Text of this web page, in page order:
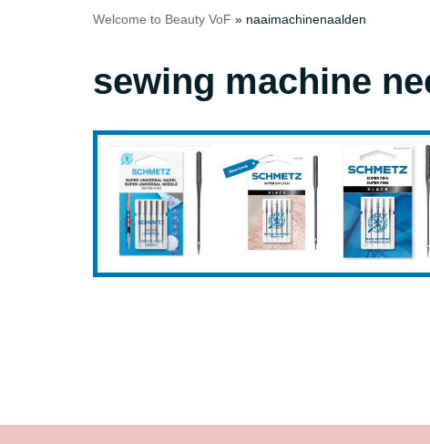
Welcome to Beauty VoF » naaimachinenaalden
sewing machine